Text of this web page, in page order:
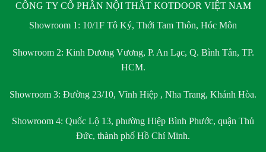
CÔNG TY CỔ PHẦN NỘI THẤT KOTDOOR VIỆT NAM
Showroom 1: 10/1F Tô Ký, Thới Tam Thôn, Hóc Môn
Showroom 2: Kinh Dương Vương, P. An Lạc, Q. Bình Tân, TP.
HCM.
Showroom 3: Đường 23/10, Vĩnh Hiệp , Nha Trang, Khánh Hòa.
Showroom 4: Quốc Lộ 13, phường Hiệp Bình Phước, quận Thủ
Đức, thành phố Hồ Chí Minh.